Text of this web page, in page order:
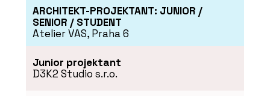
ARCHITEKT-PROJEKTANT: JUNIOR /
SENIOR / STUDENT
Atelier VAS, Praha 6
Junior projektant
D3K2 Studio s.r.o.